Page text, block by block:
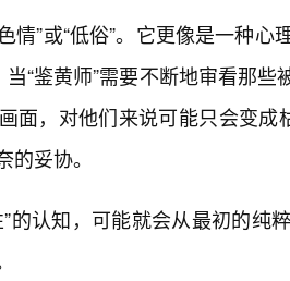
情”或“低俗”。它更像是一种
当“鉴黄师”需要不断地审看那
面，对他们来说可能只会变成
妥协。
的认知，可能就会从最初的纯